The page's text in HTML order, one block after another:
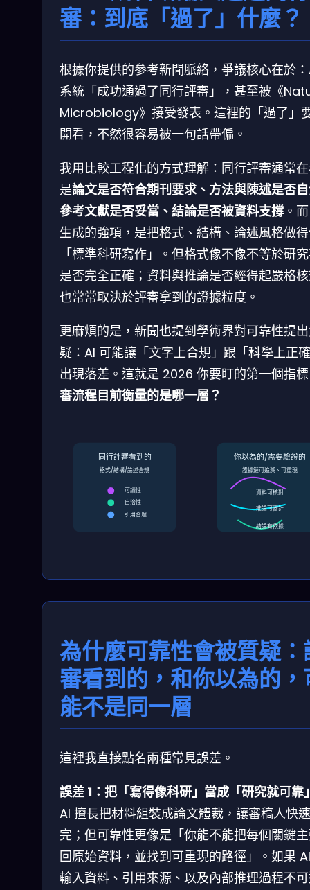
審：到底「過了」什麼？
根據你提供的參考新聞脈絡，爭議核心在於
系統「成功通過了同行評審」，甚至被《
Microbiology》接受發表。這裡的「過了」
開看，不然很容易被一句話帶偏。
我用比較工程化的方式理解：同行評審通常
是論文是否符合期刊要求、方法與陳述是否
參考文獻是否妥當、結論是否被資料支撐 。
生成的強項，是把格式、結構、論述風格做
「標準科研寫作」。但格式像不像不等於研
是否完全正確；資料與推論是否經得起嚴格
也常常取決於評審拿到的證據粒度。
更麻煩的是，新聞也提到學術界對可靠性提
疑：AI 可能讓「文字上合規」跟「科學上正
出現落差。這就是 2026 你要盯的第一個指
審流程目前衡量的是哪一層？
同行評審看到的
格式/結構/論述合規
可讀性
自洽性
引用合理
你以為的/需要驗證的
證據鏈可追溯、可重現
資料可核對
推論可審計
結論有依據
為什麼可靠性會被質疑：
審看到的，和你以為的，
能不是同一層
這裡我直接點名兩種常見誤差。
誤差 1：把「寫得像科研」當成「研究就可靠
AI 擅長把材料組裝成論文體裁，讓審稿人快
完；但可靠性更像是「你能不能把每個關鍵
回原始資料，並找到可重現的路徑」。如果
輸入資料、引用來源、以及內部推理過程不